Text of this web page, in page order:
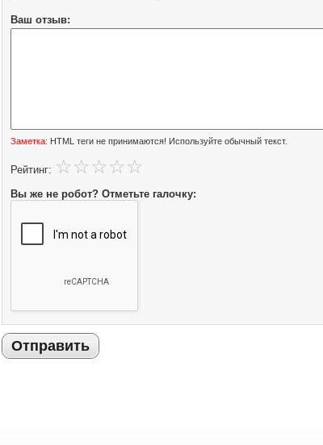
Ваш отзыв:
Заметка: HTML теги не принимаются! Используйте обычный текст.
Рейтинг:
Вы же не робот? Отметьте галочку:
Отправить